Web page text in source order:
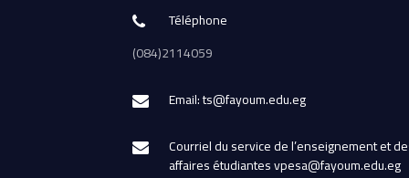
Téléphone
(084)2114059
Email: ts@fayoum.edu.eg
Courriel du service de l’enseignement et
affaires étudiantes vpesa@fayoum.edu.eg